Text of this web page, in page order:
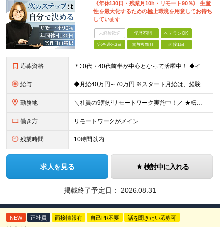
《年休130日・残業月10h・リモート90％》 生産
性を最大化するための極上環境を用意してお待ち
しています
未経験歓迎 学歴不問 ベテランOK
完全週休2日 賞与複数月 面接1回
応募資格 ＊30代・40代前半が中心となって活躍中！ ◆インフラ（サーバー・ネットワーク・クラウド等）の設計、構築、テストいずれかの実務経験3年以上 ◆学歴不問 ★求める人物像： ◎他責ではなく、自身のキャ
給与 ◆月給40万円～70万円 ※スタート月給は、経験・能力・前職の給与等を考慮の上で決定いたします。 ※上記金額には残業の有無に関わらず、 月30時間分の固定残業代（7万6,000円～13万3,000円
勤務地 ＼社員の9割がリモートワーク実施中！／ ★転勤ナシ！ ★UIターン歓迎！ 関東、関西、東海、九州・中国エリアの各プロジェクト先から希望を優先して決定。 ※リモート案件も多数あり！ ◆関東エリア
働き方 リモートワークがメイン
残業時間 10時間以内
求人を見る 検討中に入れる
掲載終了予定日： 2026.08.31
NEW 正社員 面接情報有 自己PR不要 話を聞きたい応募可